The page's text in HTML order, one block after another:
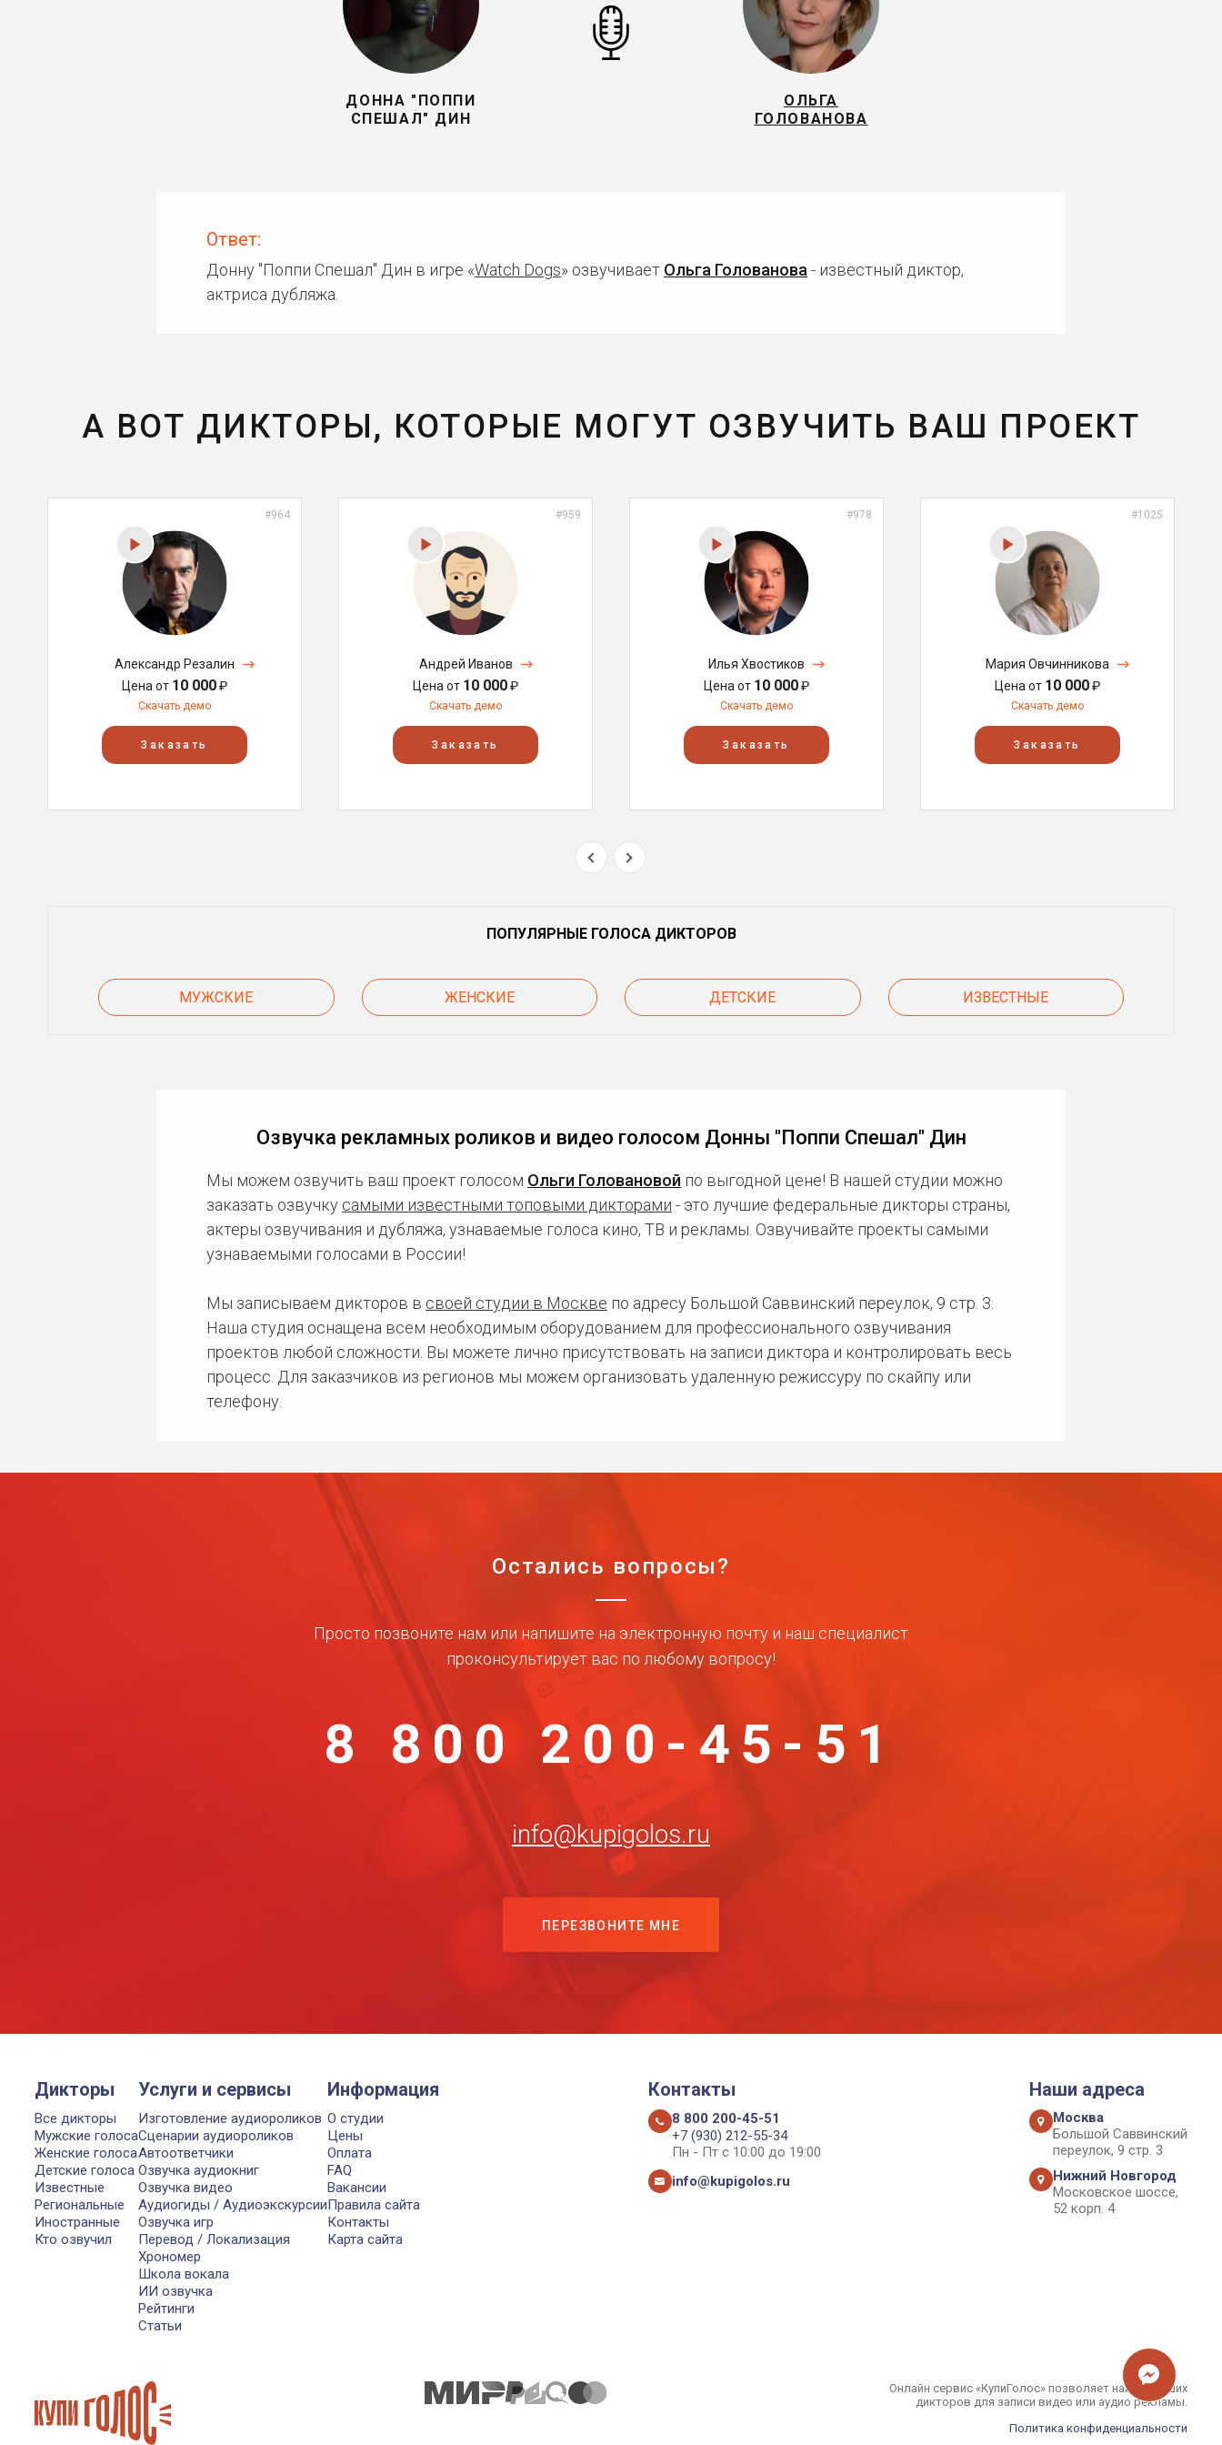
ДОННА "ПОППИ
СПЕШАЛ" ДИН
ОЛЬГА
ГОЛОВАНОВА
Ответ:
Донну "Поппи Спешал" Дин в игре «Watch Dogs» озвучивает Ольга Голованова - известный диктор,
актриса дубляжа.
А ВОТ ДИКТОРЫ, КОТОРЫЕ МОГУТ ОЗВУЧИТЬ ВАШ ПРОЕКТ
#964
Александр Резалин
Цена от 10 000₽
Скачать демо
Заказать
#959
Андрей Иванов
Цена от 10 000₽
Скачать демо
Заказать
#978
Илья Хвостиков
Цена от 10 000₽
Скачать демо
Заказать
#1025
Мария Овчинникова
Цена от 10 000₽
Скачать демо
Заказать
ПОПУЛЯРНЫЕ ГОЛОСА ДИКТОРОВ
МУЖСКИЕ ЖЕНСКИЕ ДЕТСКИЕ ИЗВЕСТНЫЕ
Озвучка рекламных роликов и видео голосом Донны "Поппи Спешал" Дин
Мы можем озвучить ваш проект голосом Ольги Головановой по выгодной цене! В нашей студии можно
заказать озвучку самыми известными топовыми дикторами - это лучшие федеральные дикторы страны,
актеры озвучивания и дубляжа, узнаваемые голоса кино, ТВ и рекламы. Озвучивайте проекты самыми
узнаваемыми голосами в России!
Мы записываем дикторов в своей студии в Москве по адресу Большой Саввинский переулок, 9 стр. 3.
Наша студия оснащена всем необходимым оборудованием для профессионального озвучивания
проектов любой сложности. Вы можете лично присутствовать на записи диктора и контролировать весь
процесс. Для заказчиков из регионов мы можем организовать удаленную режиссуру по скайпу или
телефону.
Остались вопросы?
Просто позвоните нам или напишите на электронную почту и наш специалист
проконсультирует вас по любому вопросу!
8 800 200-45-51
info@kupigolos.ru
ПЕРЕЗВОНИТЕ МНЕ
Дикторы
Все дикторы
Мужские голоса
Женские голоса
Детские голоса
Известные
Региональные
Иностранные
Кто озвучил
Услуги и сервисы
Изготовление аудиороликов
Сценарии аудиороликов
Автоответчики
Озвучка аудиокниг
Озвучка видео
Аудиогиды / Аудиоэкскурсии
Озвучка игр
Перевод / Локализация
Хрономер
Школа вокала
ИИ озвучка
Рейтинги
Статьи
Информация
О студии
Цены
Оплата
FAQ
Вакансии
Правила сайта
Контакты
Карта сайта
Контакты
8 800 200-45-51
+7 (930) 212-55-34
Пн - Пт с 10:00 до 19:00
info@kupigolos.ru
Наши адреса
Москва
Большой Саввинский
переулок, 9 стр. 3
Нижний Новгород
Московское шоссе,
52 корп. 4
Онлайн сервис «КупиГолос» позволяет найти лучших
дикторов для записи видео или аудио рекламы.
Политика конфиденциальности